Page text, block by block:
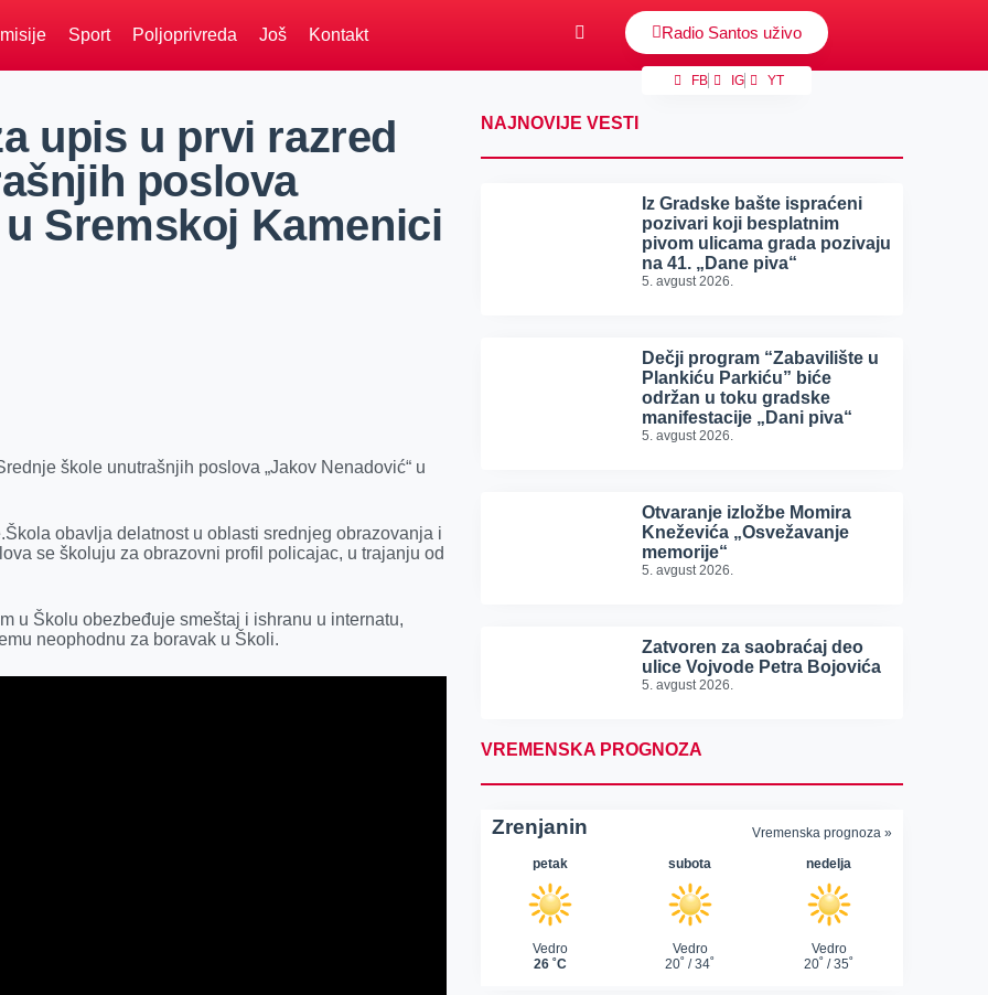
Sport Poljoprivreda Još Kontakt Radio Santos uživo
FB IG YT
upis u prvi razred
poslova
Sremskoj Kamenici
škole unutrašnjih poslova „Jakov Nenadović“ u
obavlja delatnost u oblasti srednjeg obrazovanja i
se školuju za obrazovni profil policajac, u trajanju od
u Školu obezbeđuje smeštaj i ishranu u internatu,
neophodnu za boravak u Školi.
NAJNOVIJE VESTI
Iz Gradske bašte ispraćeni
pozivari koji besplatnim
pivom ulicama grada pozivaju
na 41. „Dane piva“
5. avgust 2026.
Dečji program “Zabavilište u
Plankiću Parkiću” biće
održan u toku gradske
manifestacije „Dani piva“
5. avgust 2026.
Otvaranje izložbe Momira
Kneževića „Osvežavanje
memorije“
5. avgust 2026.
Zatvoren za saobraćaj deo
ulice Vojvode Petra Bojovića
5. avgust 2026.
VREMENSKA PROGNOZA